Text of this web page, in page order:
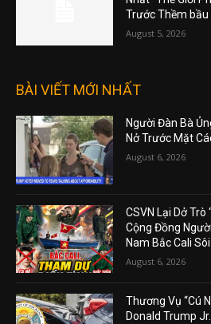
Trước Thềm bầu
August 5, 2026
BÀI VIẾT MỚI NHẤT
Người Đàn Bà
Nở Trước Mặt
August 6, 2026
CSVN Lại Dở Trò
Cộng Đồng
Nam Bắc Cali Sôi
August 6, 2026
Thương Vụ “Cú
Donald Trump